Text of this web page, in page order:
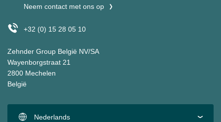
Neem contact met ons op
+32 (0) 15 28 05 10
Zehnder Group België NV/SA
Wayenborgstraat 21
2800 Mechelen
België
Nederlands